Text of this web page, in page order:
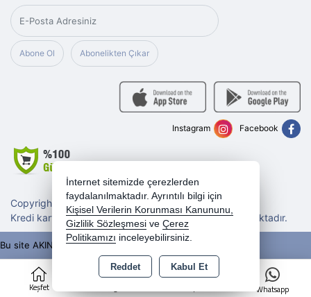
Keşfet
0
Whatsapp
Abone Ol Abonelikten Çıkar
Copyright 2026 morotogrup.com - Tüm hakları saklıdır.
Kredi kartı bilgileriniz 256bit SSL sertifikası ile korunmaktadır.
Facebook
Instagram
Bu site AKINSOFT E-Ticaret ile hazırlanmıştır.
İnternet sitemizde çerezlerden
faydalanılmaktadır. Ayrıntılı bilgi için
Kişisel Verilerin Korunması Kanununu,
Gizlilik Sözleşmesi ve Çerez
Politikamızı inceleyebilirsiniz.
Reddet Kabul Et